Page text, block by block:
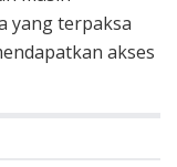
yang terpaksa
akses